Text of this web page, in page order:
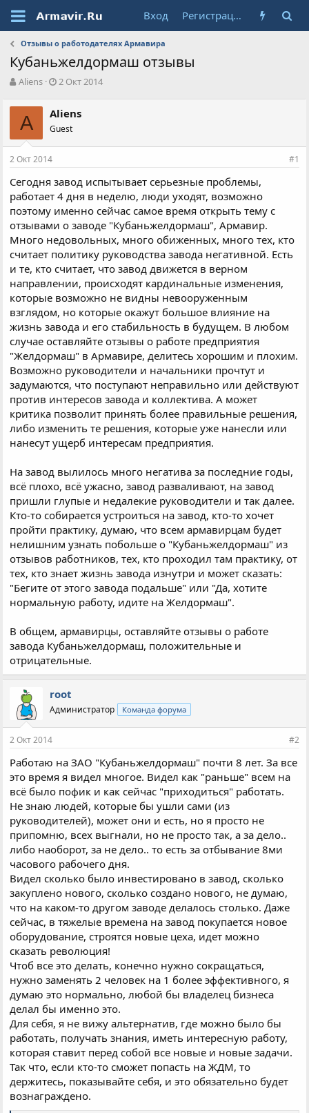
Вход Регистрация
Отзывы о работодателях Армавира
Кубаньжелдормаш отзывы
А
т
р
т
е
ы
Aliens
Д
а
н
л
а
2 Окт 2014
A Aliens
Guest
2 Окт 2014 #1
Сегодня завод испытывает серьезные проблемы,
работает 4 дня в неделю, люди уходят, возможно
поэтому именно сейчас самое время открыть тему с
отзывами о заводе "Кубаньжелдормаш", Армавир.
Много недовольных, много обиженных, много тех, кто
считает политику руководства завода негативной. Есть
и те, кто считает, что завод движется в верном
направлении, происходят кардинальные изменения,
которые возможно не видны невооруженным
взглядом, но которые окажут большое влияние на
жизнь завода и его стабильность в будущем. В любом
случае оставляйте отзывы о работе предприятия
"Желдормаш" в Армавире, делитесь хорошим и плохим.
Возможно руководители и начальники прочтут и
задумаются, что поступают неправильно или действуют
против интересов завода и коллектива. А может
критика позволит принять более правильные решения,
либо изменить те решения, которые уже нанесли или
нанесут ущерб интересам предприятия.
На завод вылилось много негатива за последние годы,
всё плохо, всё ужасно, завод разваливают, на завод
пришли глупые и недалекие руководители и так далее.
Кто-то собирается устроиться на завод, кто-то хочет
пройти практику, думаю, что всем армавирцам будет
нелишним узнать побольше о "Кубаньжелдормаш" из
отзывов работников, тех, кто проходил там практику, от
тех, кто знает жизнь завода изнутри и может сказать:
"Бегите от этого завода подальше" или "Да, хотите
нормальную работу, идите на Желдормаш".
В общем, армавирцы, оставляйте отзывы о работе
завода Кубаньжелдормаш, положительные и
отрицательные.
root
Администратор Команда форума
2 Окт 2014 #2
Работаю на ЗАО "Кубаньжелдормаш" почти 8 лет. За все
это время я видел многое. Видел как "раньше" всем на
всё было пофик и как сейчас "приходиться" работать.
Не знаю людей, которые бы ушли сами (из
руководителей), может они и есть, но я просто не
припомню, всех выгнали, но не просто так, а за дело..
либо наоборот, за не дело.. то есть за отбывание 8ми
часового рабочего дня.
Видел сколько было инвестировано в завод, сколько
закуплено нового, сколько создано нового, не думаю,
что на каком-то другом заводе делалось столько. Даже
сейчас, в тяжелые времена на завод покупается новое
оборудование, строятся новые цеха, идет можно
сказать революция!
Чтоб все это делать, конечно нужно сокращаться,
нужно заменять 2 человек на 1 более эффективного, я
думаю это нормально, любой бы владелец бизнеса
делал бы именно это.
Для себя, я не вижу альтернатив, где можно было бы
работать, получать знания, иметь интересную работу,
которая ставит перед собой все новые и новые задачи.
Так что, если кто-то сможет попасть на ЖДМ, то
держитесь, показывайте себя, и это обязательно будет
вознаграждено.